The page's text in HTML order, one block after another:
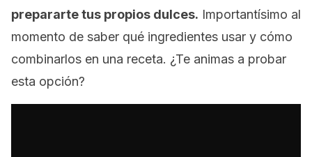
prepararte tus propios dulces. Importantísimo al
momento de saber qué ingredientes usar y cómo
combinarlos en una receta. ¿Te animas a probar
esta opción?